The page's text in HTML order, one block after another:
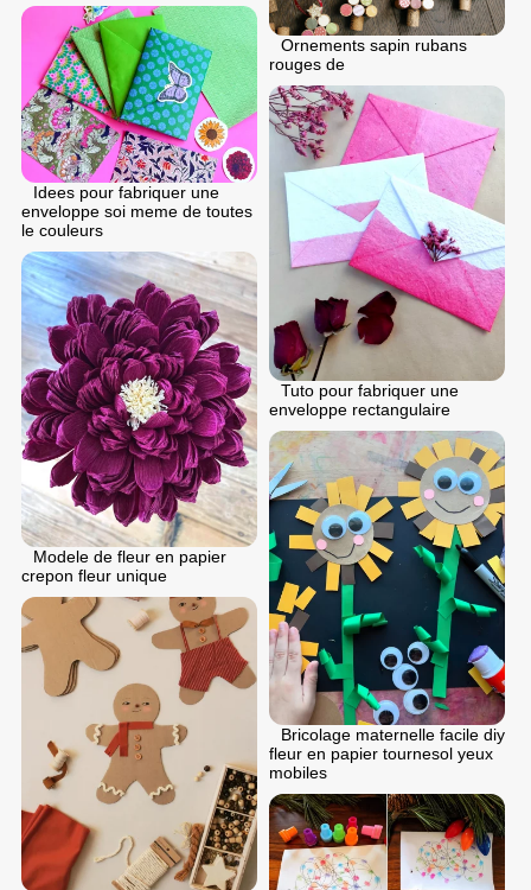
Ornements sapin rubans
rouges de
Idees pour fabriquer une
enveloppe soi meme de toutes
le couleurs
Tuto pour fabriquer une
enveloppe rectangulaire
Modele de fleur en papier
crepon fleur unique
Bricolage maternelle facile diy
fleur en papier tournesol yeux
mobiles